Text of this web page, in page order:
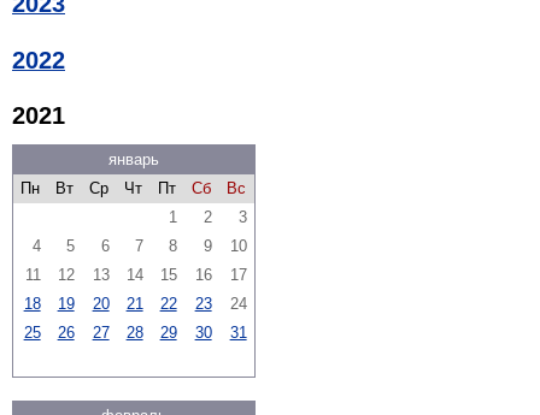
2022
2021
январь
Пн
Вт Ср Чт Пт Сб
Вс
1
2
3
4
5 6 7 8 9
10
11
12 13 14 15 16
17
18
19 20 21 22 23
24
25
26 27 28 29 30 31